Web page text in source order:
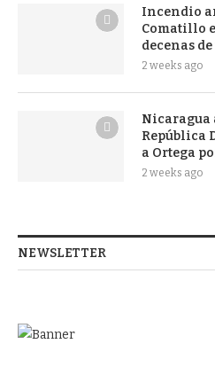
Incendio
Comatillo
decenas
2 weeks ago
Nicaragua
República
a Ortega
2 weeks ago
NEWSLETTER